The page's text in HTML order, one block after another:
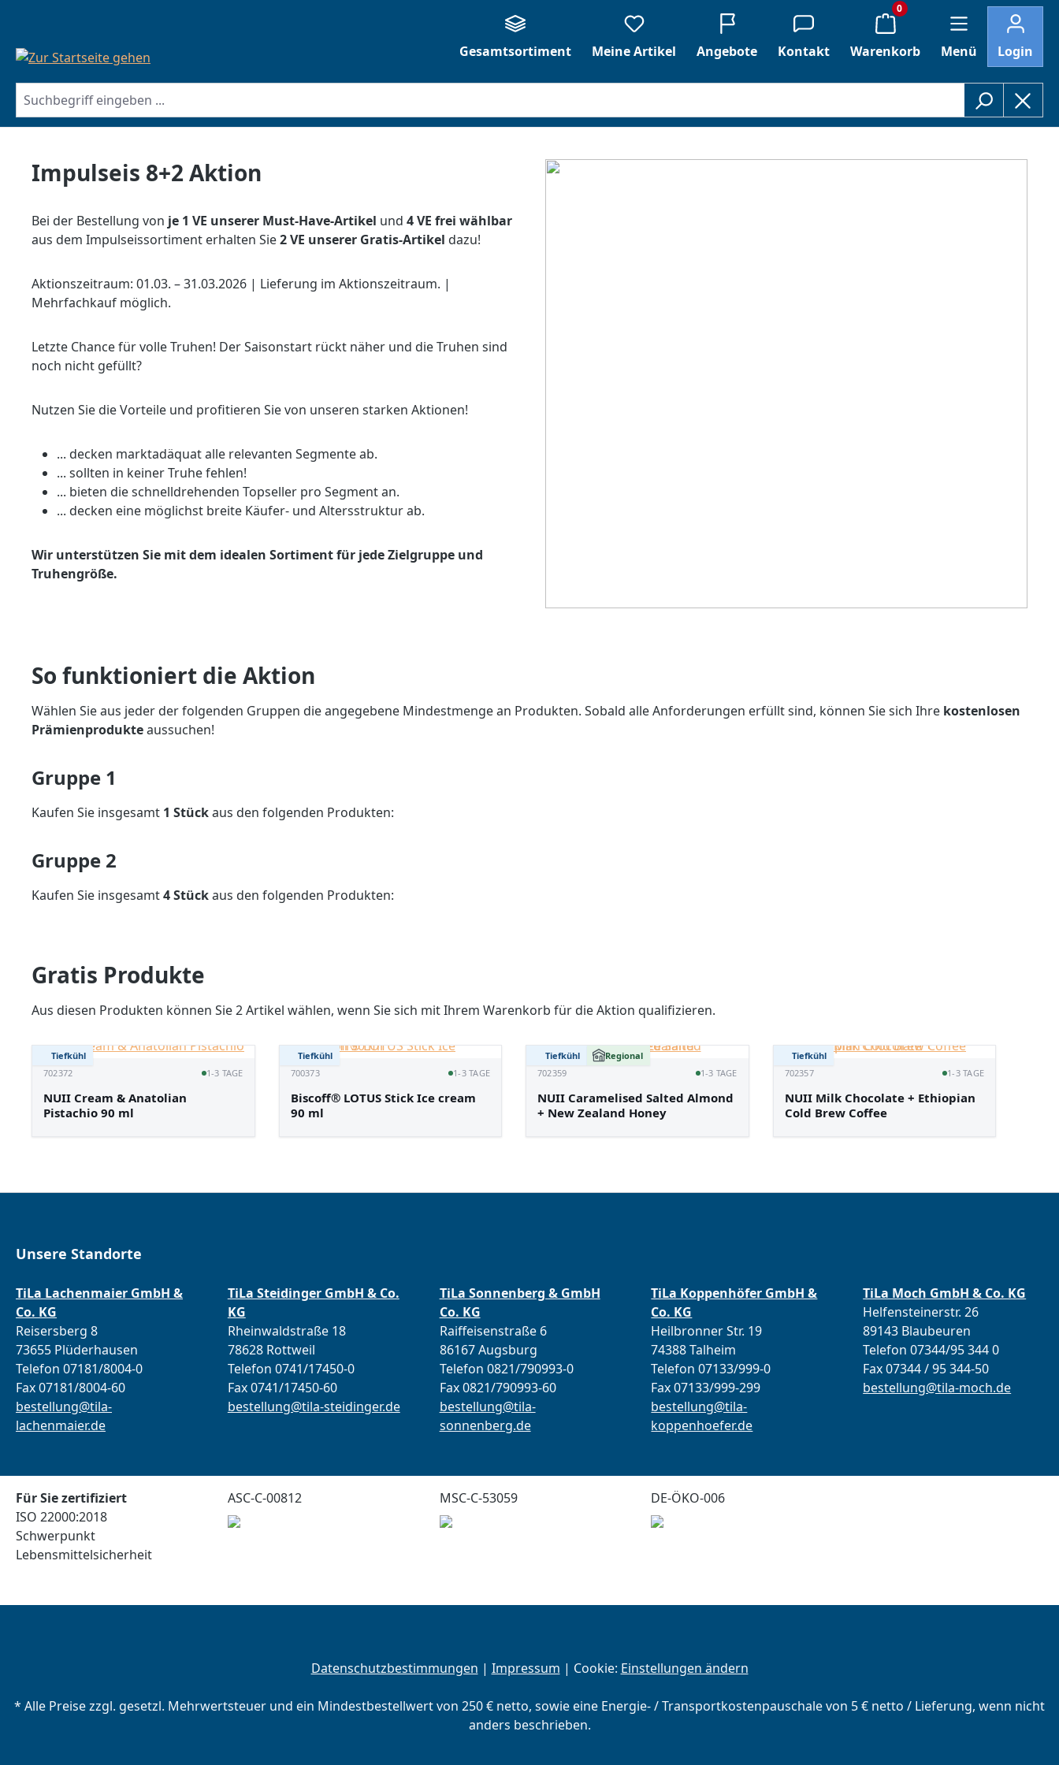
Gesamtsortiment
Meine Artikel Angebote Kontakt
0
Warenkorb Menü Login
Impulseis 8+2 Aktion
Bei der Bestellung von je 1 VE unserer Must-Have-Artikel und 4 VE frei wählbar
aus dem Impulseissortiment erhalten Sie2 VE unserer Gratis-Artikel dazu!
Aktionszeitraum: 01.03. – 31.03.2026 | Lieferung im Aktionszeitraum. |
Mehrfachkauf möglich.
Letzte Chance für volle Truhen! Der Saisonstart rückt näher und die Truhen sind
noch nicht gefüllt?
Nutzen Sie die Vorteile und profitieren Sie von unseren starken Aktionen!
... decken marktadäquat alle relevanten Segmente ab.
... sollten in keiner Truhe fehlen!
... bieten die schnelldrehenden Topseller pro Segment an.
... decken eine möglichst breite Käufer- und Altersstruktur ab.
Wir unterstützen Sie mit dem idealen Sortiment für jede Zielgruppe und
Truhengröße.
So funktioniert die Aktion
Wählen Sie aus jeder der folgenden Gruppen die angegebene Mindestmenge an Produkten. Sobald alle Anforderungen erfüllt sind, können Sie sich Ihre kostenlosen
Prämienprodukteaussuchen!
Gruppe 1
Kaufen Sie insgesamt 1 Stückaus den folgenden Produkten:
Gruppe 2
Kaufen Sie insgesamt4 Stückaus den folgenden Produkten:
Gratis Produkte
Aus diesen Produkten können Sie 2 Artikel wählen, wenn Sie sich mit Ihrem Warenkorb für die Aktion qualifizieren.
Tiefkühl
702372
1-3 TAGE
NUII Cream & Anatolian
Pistachio 90 ml
Tiefkühl
700373
1-3 TAGE
Biscoff® LOTUS Stick Ice cream
90 ml
Tiefkühl
Regional
702359
1-3 TAGE
NUII Caramelised Salted Almond
+ New Zealand Honey
Tiefkühl
702357
1-3 TAGE
NUII Milk Chocolate + Ethiopian
Cold Brew Coffee
Unsere Standorte
TiLa Lachenmaier GmbH &
Co. KG
Reisersberg 8
73655 Plüderhausen
Telefon 07181/8004-0
Fax 07181/8004-60
bestellung@tila-
lachenmaier.de
TiLa Steidinger GmbH & Co.
KG
Rheinwaldstraße 18
78628 Rottweil
Telefon 0741/17450-0
Fax 0741/17450-60
bestellung@tila-steidinger.de
TiLa Sonnenberg & GmbH
Co. KG
Raiffeisenstraße 6
86167 Augsburg
Telefon 0821/790993-0
Fax 0821/790993-60
bestellung@tila-
sonnenberg.de
TiLa Koppenhöfer GmbH &
Co. KG
Heilbronner Str. 19
74388 Talheim
Telefon 07133/999-0
Fax 07133/999-299
bestellung@tila-
koppenhoefer.de
TiLa Moch GmbH & Co. KG
Helfensteinerstr. 26
89143 Blaubeuren
Telefon 07344/95 344 0
Fax 07344 / 95 344-50
bestellung@tila-moch.de
Für Sie zertifiziert
ISO 22000:2018
Schwerpunkt
Lebensmittelsicherheit
ASC-C-00812 MSC-C-53059 DE-ÖKO-006
Datenschutzbestimmungen | Impressum | Cookie: Einstellungen ändern
* Alle Preise zzgl. gesetzl. Mehrwertsteuer und ein Mindestbestellwert von 250 € netto, sowie eine Energie- / Transportkostenpauschale von 5 € netto / Lieferung, wenn nicht
anders beschrieben.